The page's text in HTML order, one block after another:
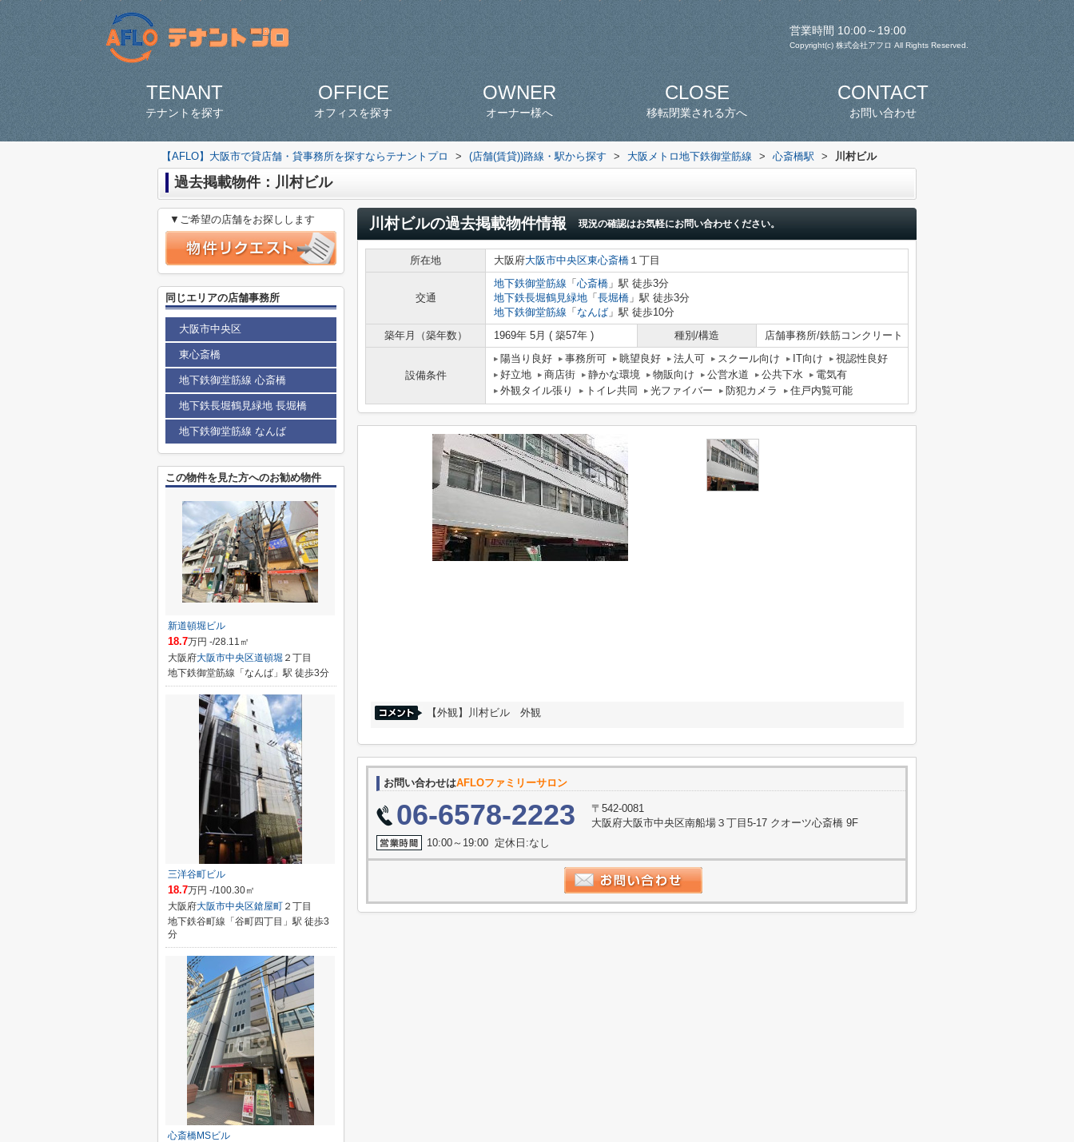
営業時間 10:00～19:00
Copyright(c) 株式会社アフロ All Rights Reserved.
TENANT
テナントを探す
OFFICE
オフィスを探す
OWNER
オーナー様へ
CLOSE
移転閉業される方へ
CONTACT
お問い合わせ
【AFLO】大阪市で貸店舗・貸事務所を探すならテナントプロ > (店舗(賃貸))路線・駅から探す > 大阪メトロ地下鉄御堂筋線 > 心斎橋駅 > 川村ビル
過去掲載物件：川村ビル
川村ビルの過去掲載物件情報 現況の確認はお気軽にお問い合わせください。
所在地 大阪府大阪市中央区東心斎橋 １丁目
交通
地下鉄御堂筋線 「 心斎橋 」駅 徒歩3分
地下鉄長堀鶴見緑地 「 長堀橋 」駅 徒歩3分
地下鉄御堂筋線 「 なんば 」駅 徒歩10分
築年月（築年数）
1969年 5月 ( 築57年 ) 種別/構造 店舗事務所/鉄筋コンクリート
設備条件
陽当り良好 事務所可 眺望良好 法人可 スクール向け IT向け
視認性良好
好立地
商店街 静かな環境 物販向け 公営水道 公共下水
電気有
外観タイル張り
トイレ共同 光ファイバー 防犯カメラ 住戸内覧可能
【外観】川村ビル 外観
お問い合わせはAFLOファミリーサロン
06-6578-2223
〒542-0081
大阪府大阪市中央区南船場３丁目5-17 クオーツ心斎橋 9F
10:00～19:00 定休日:なし
▼ご希望の店舗をお探しします
同じエリアの店舗事務所
大阪市中央区
東心斎橋
地下鉄御堂筋線 心斎橋
地下鉄長堀鶴見緑地 長堀橋
地下鉄御堂筋線 なんば
この物件を見た方へのお勧め物件
新道頓堀ビル
18.7万円 -/28.11㎡
大阪府大阪市中央区道頓堀 ２丁目
地下鉄御堂筋線「なんば」駅 徒歩3分
三洋谷町ビル
18.7万円 -/100.30㎡
大阪府大阪市中央区鎗屋町 ２丁目
地下鉄谷町線「谷町四丁目」駅 徒歩3
分
心斎橋MSビル